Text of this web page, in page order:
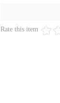
Rate this item